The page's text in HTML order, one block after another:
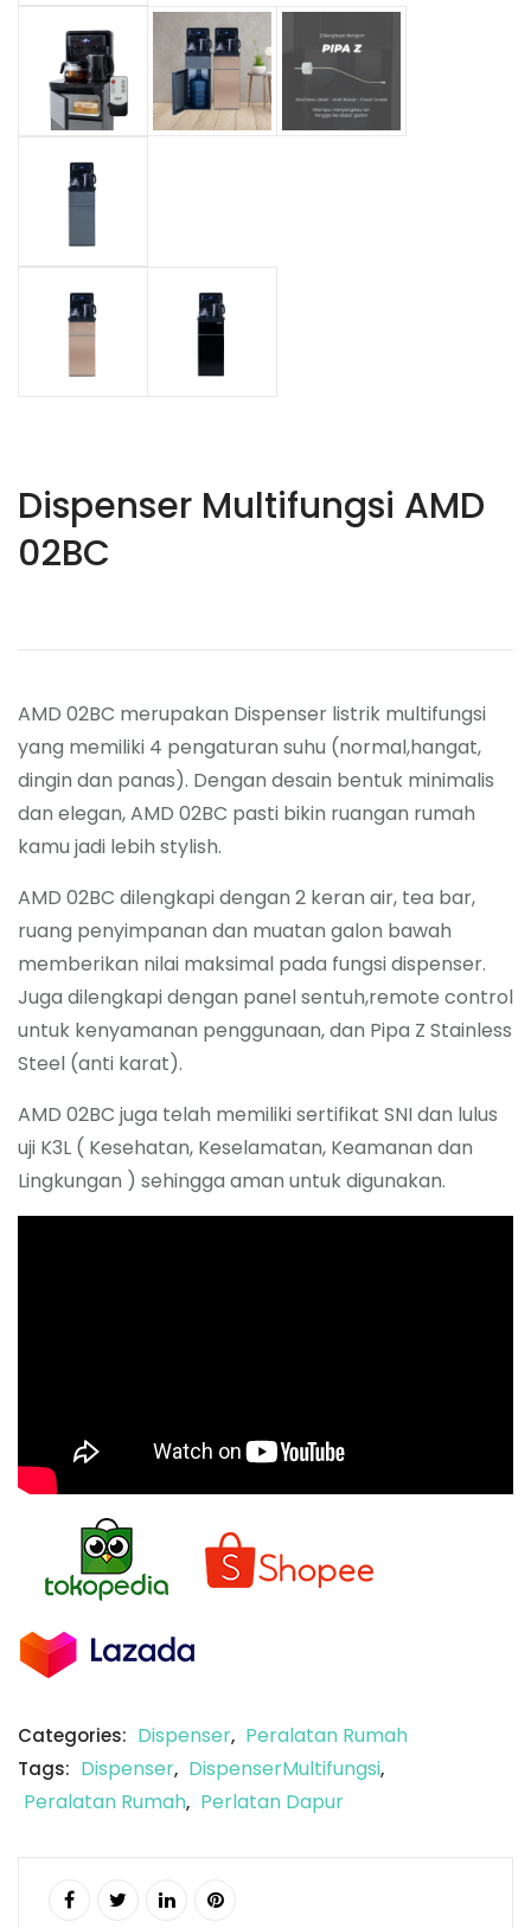
Dispenser Multifungsi AMD
02BC
AMD 02BC merupakan Dispenser listrik multifungsi
yang memiliki 4 pengaturan suhu (normal,hangat,
dingin dan panas). Dengan desain bentuk minimalis
dan elegan, AMD 02BC pasti bikin ruangan rumah
kamu jadi lebih stylish.
AMD 02BC dilengkapi dengan 2 keran air, tea bar,
ruang penyimpanan dan muatan galon bawah
memberikan nilai maksimal pada fungsi dispenser.
Juga dilengkapi dengan panel sentuh,remote control
untuk kenyamanan penggunaan, dan Pipa Z Stainless
Steel (anti karat).
AMD 02BC juga telah memiliki sertifikat SNI dan lulus
uji K3L ( Kesehatan, Keselamatan, Keamanan dan
Lingkungan ) sehingga aman untuk digunakan.
Categories: Dispenser, Peralatan Rumah
Tags: Dispenser, DispenserMultifungsi,
Peralatan Rumah, Perlatan Dapur